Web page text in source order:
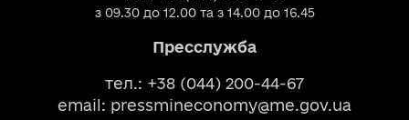
з 09.30 до 12.00 та з 14.00 до 16.45
Пресслужба
тел.: +38 (044) 200-44-67
email: pressmineconomy@me.gov.ua